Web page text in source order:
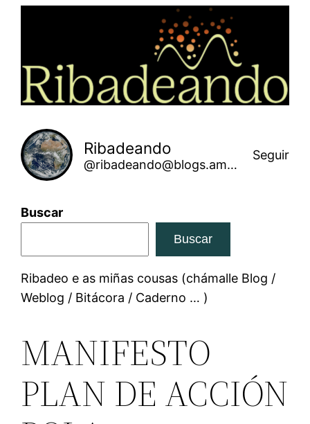
Ribadeando
@ribadeando@blogs.amarinha.gal
Seguir
Buscar
Buscar
Ribadeo e as miñas cousas (chámalle Blog /
Weblog / Bitácora / Caderno … )
MANIFESTO
PLAN DE ACCIÓN